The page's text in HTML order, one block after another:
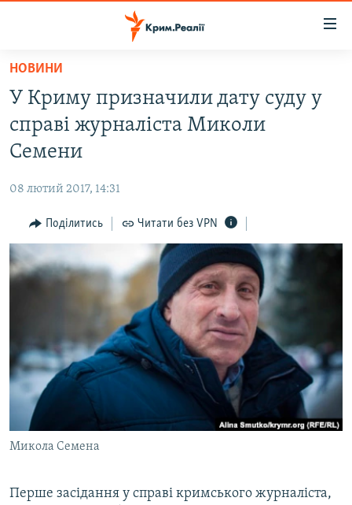
Перейти
основного
матеріалу
Перейти
до
основної
Перейти
до
пошуку
ВОДА.КРИМ
ВІДЕО ТА ФОТО
БЛОГИ
ПОГЛЯД
ІНТЕРВ'Ю
ВСЕ ЗА ДЕНЬ
ДЕПОРТАЦІЯ
ВІДЕОУРОКИ «ELIFBE»
СВІДЧЕННЯ ОКУПАЦІЇ
УКРАЇНСЬКА ПРОБЛЕМА КРИМУ
ІНФОГРАФІКА
ЯК ОБІЙТИ БЛОКУВАННЯ
Русский
Qırımtatar
ДОЛУЧАЙСЯ!
НОВИНИ
У Криму призначили дату суду у
справі журналіста Миколи
Семени
08 лютий 2017, 14:31
Поділитись Читати без VPN
Микола Семена
Перше засідання у справі кримського журналіста,